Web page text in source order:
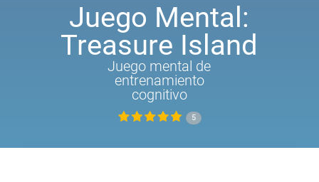
Juego Mental:
Treasure Island
Juego mental de
entrenamiento
cognitivo
5